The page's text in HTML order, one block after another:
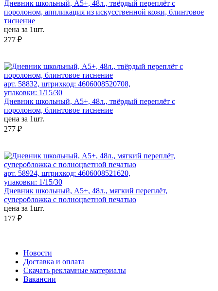
Дневник школьный, А5+, 48л., твёрдый переплёт с
поролоном, аппликация из искусственной кожи, блинтовое
тиснение
цена за 1шт.
277 ₽
арт. 58832, штрихкод: 4606008520708,
упаковки: 1/15/30
Дневник школьный, А5+, 48л., твёрдый переплёт с
поролоном, блинтовое тиснение
цена за 1шт.
277 ₽
арт. 58924, штрихкод: 4606008521620,
упаковки: 1/15/30
Дневник школьный, А5+, 48л., мягкий переплёт,
суперобложка с полноцветной печатью
цена за 1шт.
177 ₽
Новости
Доставка и оплата
Скачать рекламные материалы
Вакансии